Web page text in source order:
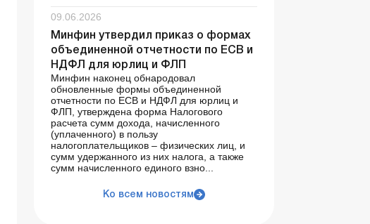
09.06.2026
Минфин утвердил приказ о формах
объединенной отчетности по ЕСВ и
НДФЛ для юрлиц и ФЛП
Минфин наконец обнародовал
обновленные формы объединенной
отчетности по ЕСВ и НДФЛ для юрлиц и
ФЛП, утверждена форма Налогового
расчета сумм дохода, начисленного
(уплаченного) в пользу
налогоплательщиков – физических лиц, и
сумм удержанного из них налога, а также
сумм начисленного единого взно...
Ко всем новостям